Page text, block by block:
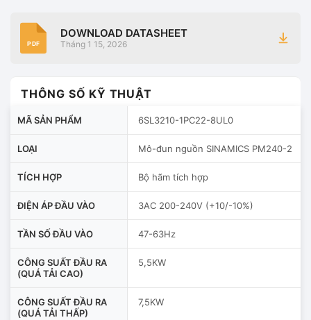
PDF
DOWNLOAD DATASHEET
Tháng 1 15, 2026
THÔNG SỐ KỸ THUẬT
MÃ SẢN PHẨM 6SL3210-1PC22-8UL0
LOẠI Mô-đun nguồn SINAMICS PM240-2
TÍCH HỢP Bộ hãm tích hợp
ĐIỆN ÁP ĐẦU VÀO 3AC 200-240V (+10/-10%)
TẦN SỐ ĐẦU VÀO 47-63Hz
CÔNG SUẤT ĐẦU RA
(QUÁ TẢI CAO)
5,5KW
CÔNG SUẤT ĐẦU RA
(QUÁ TẢI THẤP)
7,5KW